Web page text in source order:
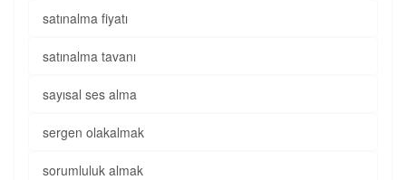
satınalma fiyatı
satınalma tavanı
sayısal ses alma
sergen olakalmak
sorumluluk almak